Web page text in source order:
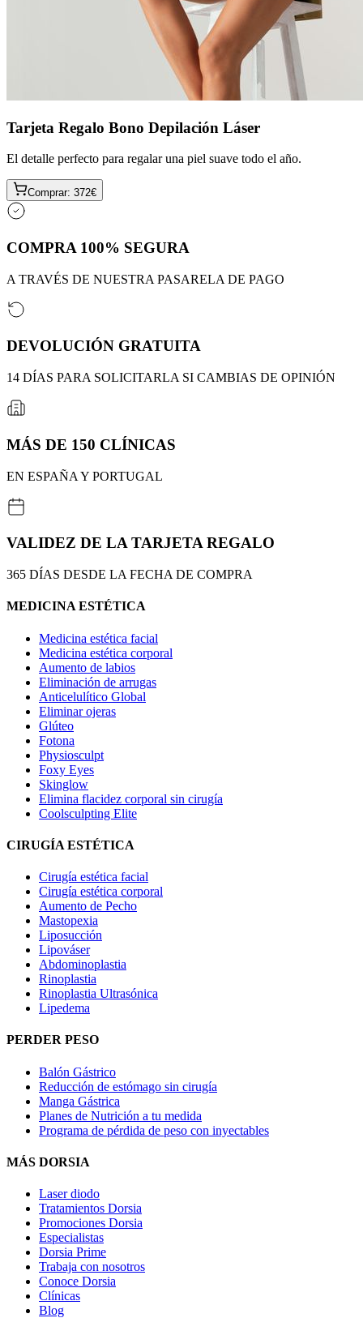
Tarjeta Regalo Bono Depilación Láser
El detalle perfecto para regalar una piel suave todo el año.
Comprar: 372€
COMPRA 100% SEGURA
A TRAVÉS DE NUESTRA PASARELA DE PAGO
DEVOLUCIÓN GRATUITA
14 DÍAS PARA SOLICITARLA SI CAMBIAS DE OPINIÓN
MÁS DE 150 CLÍNICAS
EN ESPAÑA Y PORTUGAL
VALIDEZ DE LA TARJETA REGALO
365 DÍAS DESDE LA FECHA DE COMPRA
MEDICINA ESTÉTICA
Medicina estética facial
Medicina estética corporal
Aumento de labios
Eliminación de arrugas
Anticelulítico Global
Eliminar ojeras
Glúteo
Fotona
Physiosculpt
Foxy Eyes
Skinglow
Elimina flacidez corporal sin cirugía
Coolsculpting Elite
CIRUGÍA ESTÉTICA
Cirugía estética facial
Cirugía estética corporal
Aumento de Pecho
Mastopexia
Liposucción
Lipováser
Abdominoplastia
Rinoplastia
Rinoplastia Ultrasónica
Lipedema
PERDER PESO
Balón Gástrico
Reducción de estómago sin cirugía
Manga Gástrica
Planes de Nutrición a tu medida
Programa de pérdida de peso con inyectables
MÁS DORSIA
Laser diodo
Tratamientos Dorsia
Promociones Dorsia
Especialistas
Dorsia Prime
Trabaja con nosotros
Conoce Dorsia
Clínicas
Blog